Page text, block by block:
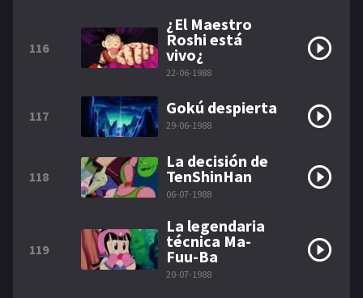
116
¿El Maestro
Roshi está
vivo¿
22-06-1988
117 Gokú despierta
29-06-1988
118
La decisión de
TenShinHan
06-07-1988
119
La legendaria
técnica Ma-
Fuu-Ba
20-07-1988